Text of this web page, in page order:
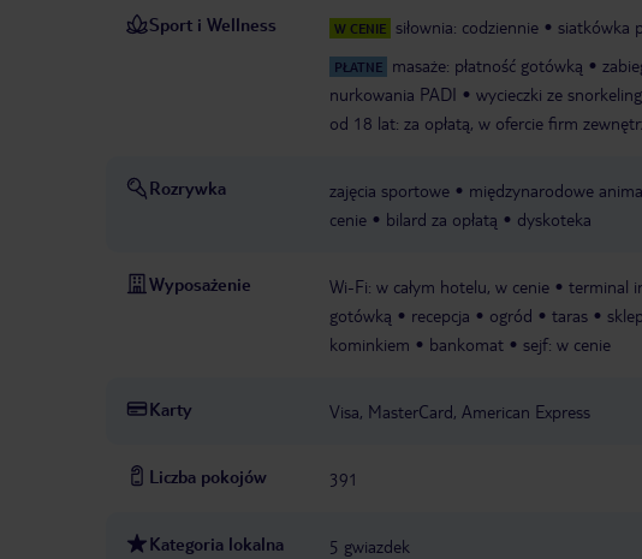
Sport i Wellness W CENIE siłownia: codziennie siatkówka
PŁATNE masaże: płatność gotówką
nurkowania PADI
wycieczki ze
od 18 lat: za opłatą, w ofercie firm
Rozrywka zajęcia sportowe międzynarodowe
cenie
bilard za opłatą dyskoteka
Wyposażenie Wi-Fi: w całym hotelu, w cenie terminal
gotówką
recepcja ogród taras
kominkiem
bankomat sejf: w cenie
Karty Visa, MasterCard, American Express
Liczba pokojów 391
Kategoria lokalna 5 gwiazdek